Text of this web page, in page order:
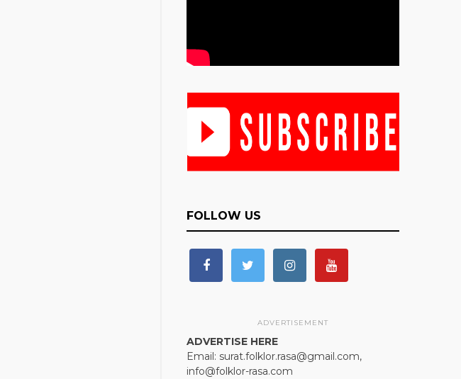
FOLLOW US
ADVERTISEMENT
ADVERTISE HERE
Email: surat.folklor.rasa@gmail.com,
info@folklor-rasa.com